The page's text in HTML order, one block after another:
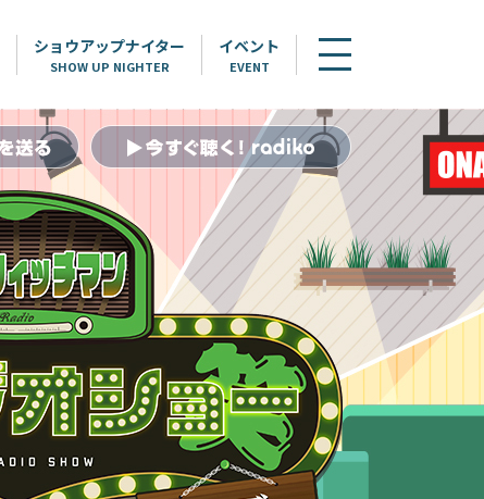
ショウアップナイター
SHOW UP NIGHTER
イベント
EVENT